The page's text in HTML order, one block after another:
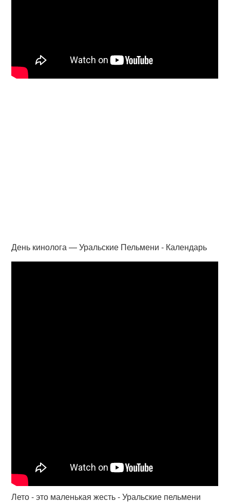
День кинолога — Уральские Пельмени - Календарь
Лето - это маленькая жесть - Уральские пельмени